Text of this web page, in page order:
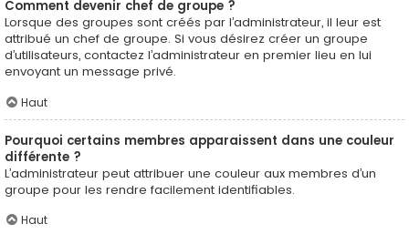
Comment devenir chef de groupe ?
Lorsque des groupes sont créés par l’administrateur, il leur est
attribué un chef de groupe. Si vous désirez créer un groupe
d’utilisateurs, contactez l’administrateur en premier lieu en lui
envoyant un message privé.
Haut
Pourquoi certains membres apparaissent dans une couleur
différente ?
L’administrateur peut attribuer une couleur aux membres d’un
groupe pour les rendre facilement identifiables.
Haut